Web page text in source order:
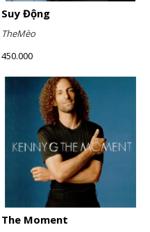
Suy Động
TheMèo
450.000
The Moment